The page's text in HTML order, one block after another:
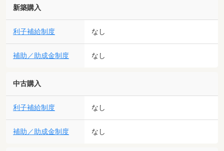
新築購入
利子補給制度 なし
補助／助成金制度 なし
中古購入
利子補給制度 なし
補助／助成金制度 なし